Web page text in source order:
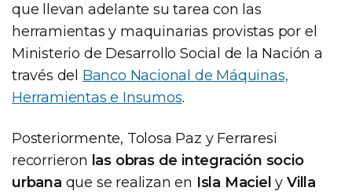
que llevan adelante su tarea con las
herramientas y maquinarias provistas por el
Ministerio de Desarrollo Social de la Nación a
través del Banco Nacional de Máquinas,
Herramientas e Insumos.
Posteriormente, Tolosa Paz y Ferraresi
recorrieron las obras de integración socio
urbana que se realizan en Isla Maciel yVilla